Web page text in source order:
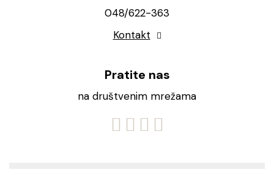
048/622-363
Kontakt
Pratite nas
na društvenim mrežama